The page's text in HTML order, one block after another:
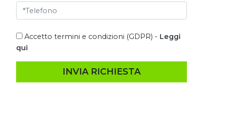
Accetto termini e condizioni (GDPR) - Leggi
qui
INVIA RICHIESTA